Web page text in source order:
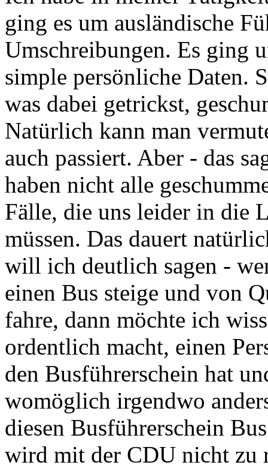
ging es um ausländische
Umschreibungen. Es ging
simple persönliche Daten.
was dabei getrickst,
Natürlich kann man
auch passiert. Aber - das
haben nicht alle
Fälle, die uns leider in die
müssen. Das dauert
will ich deutlich sagen -
einen Bus steige und von
fahre, dann möchte ich
ordentlich macht, einen
den Busführerschein hat
womöglich irgendwo
diesen Busführerschein
wird mit der CDU nicht zu